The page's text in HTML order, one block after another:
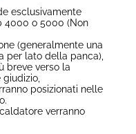
esclusivamente
4000 o 5000 (Non
(generalmente una
per lato della panca),
breve verso la
posizionati nelle
verranno